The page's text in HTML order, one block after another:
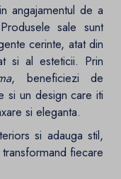
angajamentul de a
sale sunt
cerinte, atat din
si al esteticii. Prin
, beneficiezi de
si un design care iti
si eleganta.
si adauga stil,
fiecare